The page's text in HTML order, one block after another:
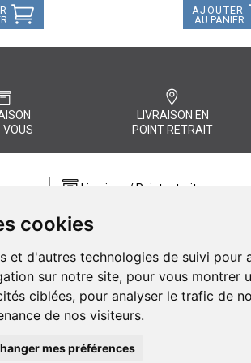
cookies
et d'autres technologies de suivi pour
sur notre site, pour vous montrer
ciblées, pour analyser le trafic de
de nos visiteurs.
mes préférences
AJOUTER
AU PANIER
VOUS
LIVRAISON EN
POINT RETRAIT
quel
Livraison / Point retrait
commande rapidement chez vous
Livraison chez vous ou en points relais